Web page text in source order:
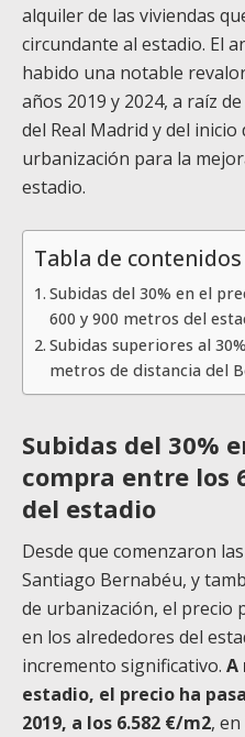
alquiler de las viviendas
circundante al estadio. El
habido una notable
años 2019 y 2024, a raíz
del Real Madrid y del
urbanización para la
estadio.
Tabla de contenidos
Subidas del 30% en el
600 y 900 metros del
Subidas superiores al
metros de distancia del
Subidas del 30%
compra entre los
del estadio
Desde que comenzaron
Santiago Bernabéu, y
de urbanización, el precio
en los alrededores del
incremento significativo. A
estadio, el precio ha
2019, a los 6.582 €/m2,